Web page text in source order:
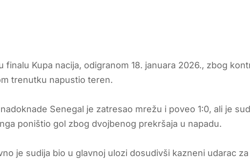
finalu Kupa nacija, odigranom 18. januara 2026., zbog
trenutku napustio teren.
Senegal je zatresao mrežu i poveo 1:0, ali je
poništio gol zbog dvojbenog prekršaja u napadu.
je sudija bio u glavnoj ulozi dosudivši kazneni udarac